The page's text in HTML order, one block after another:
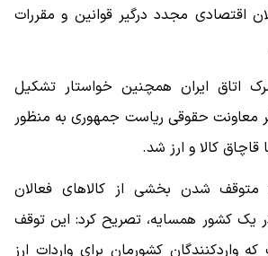
اقتصادی مجدد درگیر قوانین و مقررات
اتاق ایران همچنین خواستار تشکیل
معاونت حقوقی ریاست جمهوری به منظور
قاچاق کالا و ارز شد.
متوقف شدن بخشی از کالاهای فعالان
یک کشور همسایه، تصریح کرد: این توقف
واردکنندگان کشورمان برای واردات ارز